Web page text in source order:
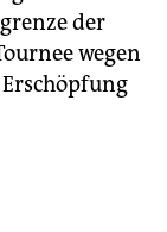
der
wegen